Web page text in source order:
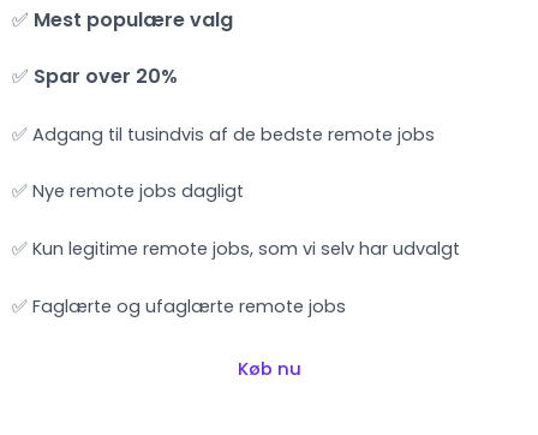
✅ Mest populære valg
✅ Spar over 20%
✅ Adgang til tusindvis af de bedste remote jobs
✅ Nye remote jobs dagligt
✅ Kun legitime remote jobs, som vi selv har udvalgt
✅ Faglærte og ufaglærte remote jobs
Køb nu